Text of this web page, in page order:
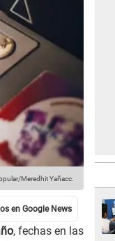
Meredhit Yañacc.
, fechas en las